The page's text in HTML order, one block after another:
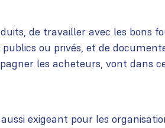
de travailler avec les bons
ou privés, et de
les acheteurs, vont dans
exigeant pour les